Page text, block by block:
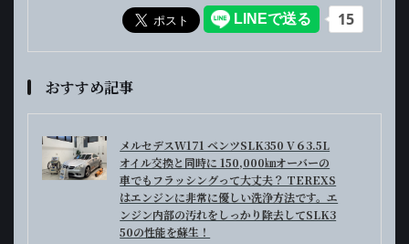
おすすめ記事
メルセデスW171 ベンツSLK350 V６3.5L
オイル交換と同時に 150,000㎞オーバーの
車でもフラッシングって大丈夫？ TEREXS
はエンジンに非常に優しい洗浄方法です。エ
ンジン内部の汚れをしっかり除去してSLK3
50の性能を蘇生！